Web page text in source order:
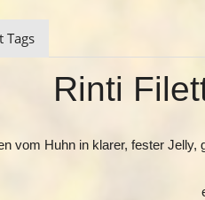
Tags
Rinti
vom Huhn in klarer, fester